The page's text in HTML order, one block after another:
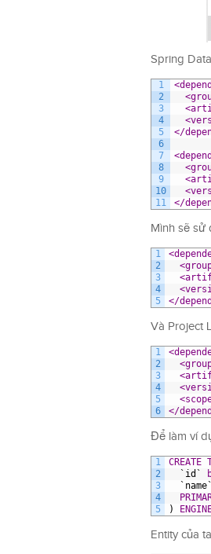
Spring
1
2
3
4
5
6
7
8
9
10
11
</
</
Mình sẽ sử
1
2
3
4
5
</
Và Project
1
2
3
4
5
6
</
Để làm ví
1
2
3
4
5
CREATE
`id`
`name`
)
Entity của